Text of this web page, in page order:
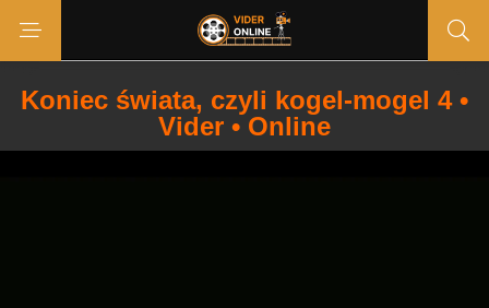
Koniec świata, czyli kogel-mogel 4 •
Vider • Online